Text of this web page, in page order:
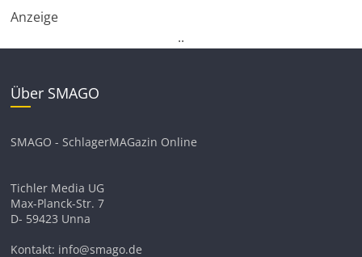
Anzeige
..
Über SMAGO
SMAGO - SchlagerMAGazin Online
Tichler Media UG
Max-Planck-Str. 7
D- 59423 Unna
Kontakt: info@smago.de